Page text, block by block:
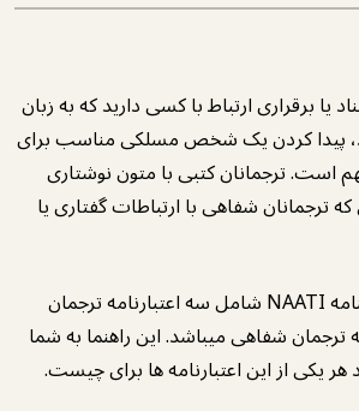
یا برقراری ارتباط با کسی دارید که به زبان
پیدا کردن یک شخص مسلکی مناسب برای
است. ترجمانان کتبی با متون نوشتاری
ترجمانان شفاهی با ارتباطات گفتاری یا
سیستم صدور شهادتنامه NAATI شامل سه اعتبارنامه ترجمان
شفاهی میباشد. این راهنما به شما
یکی از این اعتبارنامه ها برای چیست.